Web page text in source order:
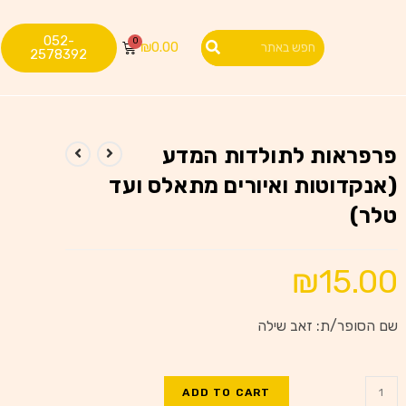
₪0.00
052-
2578392
פרפראות לתולדות המדע
(אנקדוטות ואיורים מתאלס ועד
טלר)
₪15.00
שם הסופר/ת: זאב שילה
ADD TO CART